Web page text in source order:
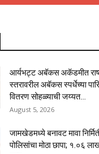
आर्यभट्ट अबॅकस अकॅडमीत
स्तरावरील अबॅकस स्पर्धेच्या
वितरण सोहळ्याची जय्यत...
August 5, 2026
जामखेडमध्ये बनावट मावा
पोलिसांचा मोठा छापा; १.०६